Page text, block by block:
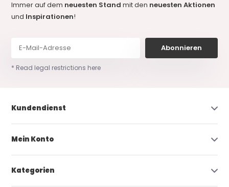
Immer auf dem neuesten Standmit den neuesten Aktionen
und Inspirationen!
Abonnieren
* Read legal restrictions here
Kundendienst
Mein Konto
Kategorien